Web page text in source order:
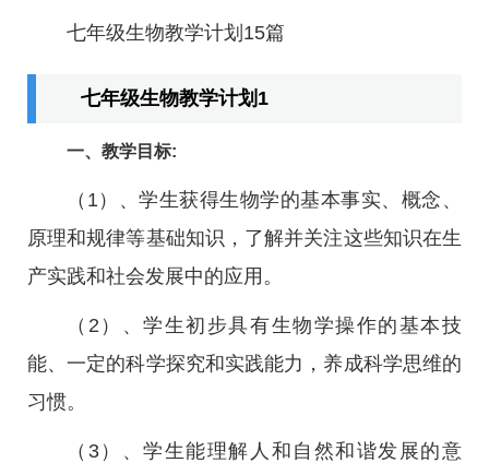
七年级生物教学计划15篇
七年级生物教学计划1
一、教学目标:
（1）、学生获得生物学的基本事实、概念、
原理和规律等基础知识，了解并关注这些知识在生
产实践和社会发展中的应用。
（2）、学生初步具有生物学操作的基本技
能、一定的科学探究和实践能力，养成科学思维的
习惯。
（3）、学生能理解人和自然和谐发展的意